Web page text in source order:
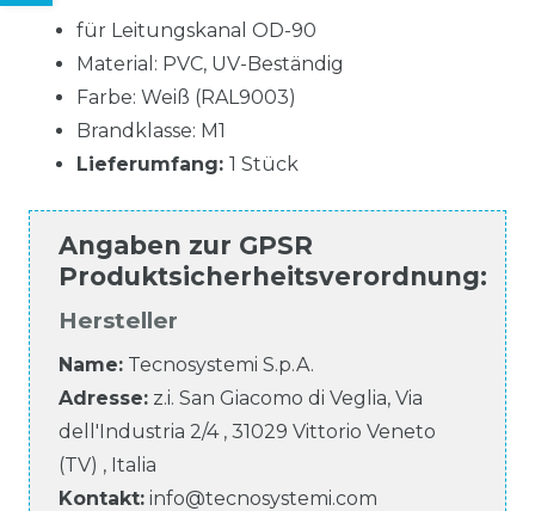
für Leitungskanal OD-90
Material: PVC, UV-Beständig
Farbe: Weiß (RAL9003)
Brandklasse: M1
Lieferumfang: 1 Stück
Angaben zur GPSR
Produktsicherheitsverordnung:
Hersteller
Name: Tecnosystemi S.p.A.
Adresse: z.i. San Giacomo di Veglia, Via
dell'Industria 2/4, 31029 Vittorio Veneto
(TV) , Italia
Kontakt: info@tecnosystemi.com